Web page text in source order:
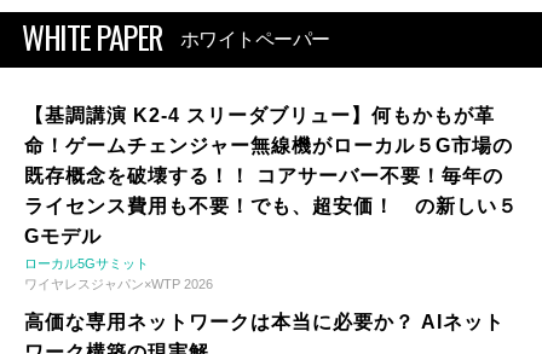
WHITE PAPER ホワイトペーパー
【基調講演 K2-4 スリーダブリュー】何もかもが革
命！ゲームチェンジャー無線機がローカル５G市場の
既存概念を破壊する！！ コアサーバー不要！毎年の
ライセンス費用も不要！でも、超安価！ の新しい５
Gモデル
ローカル5Gサミット
ワイヤレスジャパン×WTP 2026
高価な専用ネットワークは本当に必要か？ AIネット